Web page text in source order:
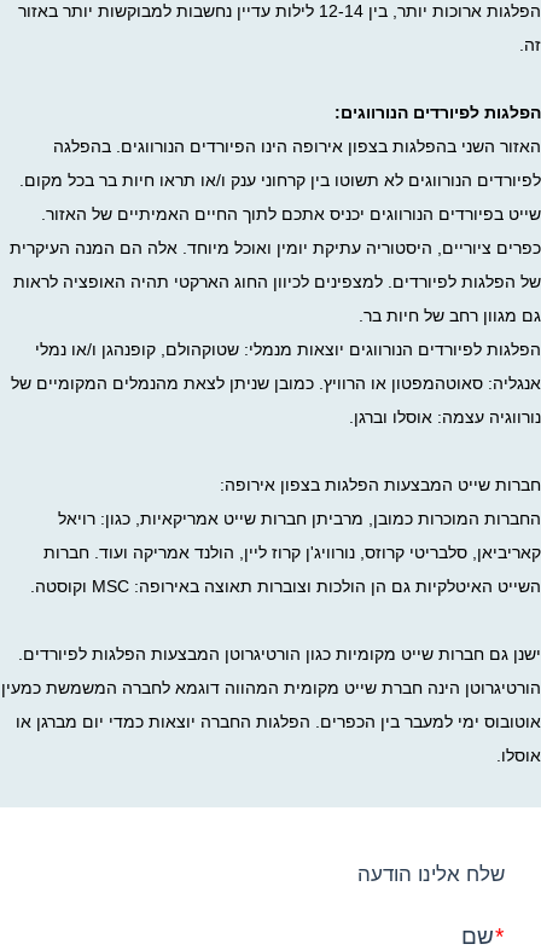
הפלגות ארוכות יותר, בין 12-14 לילות עדיין נחשבות למבוקשות יותר באזור
זה.
הפלגות לפיורדים הנורווגים:
האזור השני בהפלגות בצפון אירופה הינו הפיורדים הנורווגים. בהפלגה
לפיורדים הנורווגים לא תשוטו בין קרחוני ענק ו/או תראו חיות בר בכל מקום.
שייט בפיורדים הנורווגים יכניס אתכם לתוך החיים האמיתיים של האזור.
כפרים ציוריים, היסטוריה עתיקת יומין ואוכל מיוחד. אלה הם המנה העיקרית
של הפלגות לפיורדים. למצפינים לכיוון החוג הארקטי תהיה האופציה לראות
גם מגוון רחב של חיות בר.
הפלגות לפיורדים הנורווגים יוצאות מנמלי: שטוקהולם, קופנהגן ו/או נמלי
אנגליה: סאוטהמפטון או הרוויץ. כמובן שניתן לצאת מהנמלים המקומיים של
נורווגיה עצמה: אוסלו וברגן.
חברות שייט המבצעות הפלגות בצפון אירופה:
החברות המוכרות כמובן, מרביתן חברות שייט אמריקאיות, כגון: רויאל
קאריביאן, סלבריטי קרוזס, נורוויג'ן קרוז ליין, הולנד אמריקה ועוד. חברות
השייט האיטלקיות גם הן הולכות וצוברות תאוצה באירופה: MSC וקוסטה.
ישנן גם חברות שייט מקומיות כגון הורטיגרוטן המבצעות הפלגות לפיורדים.
הורטיגרוטן הינה חברת שייט מקומית המהווה דוגמא לחברה המשמשת כמעין
אוטובוס ימי למעבר בין הכפרים. הפלגות החברה יוצאות כמדי יום מברגן או
אוסלו.
שלח אלינו הודעה
שם